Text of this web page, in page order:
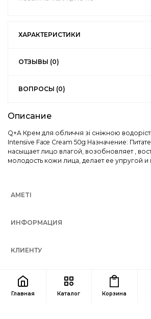
Главная Каталог Корзина
ХАРАКТЕРИСТИКИ
ОТЗЫВЫ (0)
ВОПРОСЫ (0)
Описание
Q+A Крем для обличчя зі сніжною
Intensive Face Cream 50g Назначение:
насыщает лицо влагой, возобновляет ,
молодость кожи лица, делает ее упругой и
AMETI
ИНФОРМАЦИЯ
КЛИЕНТУ
КОНТАКТЫ